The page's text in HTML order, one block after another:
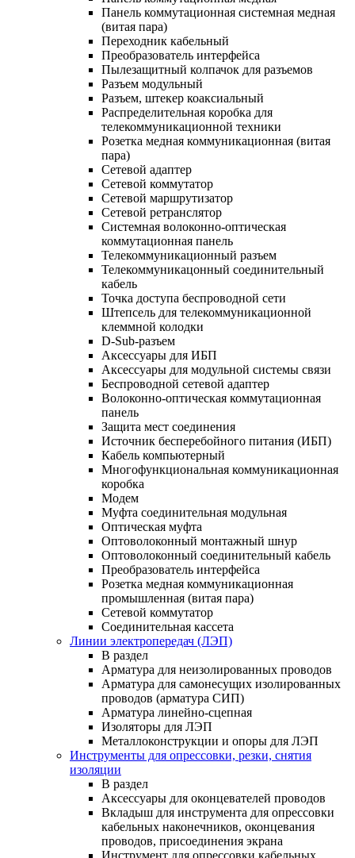
Панель коммутационная системная медная
(витая пара)
Переходник кабельный
Преобразователь интерфейса
Пылезащитный колпачок для разъемов
Разъем модульный
Разъем, штекер коаксиальный
Распределительная коробка для
телекоммуникационной техники
Розетка медная коммуникационная (витая
пара)
Сетевой адаптер
Сетевой коммутатор
Сетевой маршрутизатор
Сетевой ретранслятор
Системная волоконно-оптическая
коммутационная панель
Телекоммуникационный разъем
Телекоммуникацонный соединительный
кабель
Точка доступа беспроводной сети
Штепсель для телекоммуникационной
клеммной колодки
D-Sub-разъем
Аксессуары для ИБП
Аксессуары для модульной системы связи
Беспроводной сетевой адаптер
Волоконно-оптическая коммутационная
панель
Защита мест соединения
Источник бесперебойного питания (ИБП)
Кабель компьютерный
Многофункциональная коммуникационная
коробка
Модем
Муфта соединительная модульная
Оптическая муфта
Оптоволоконный монтажный шнур
Оптоволоконный соединительный кабель
Преобразователь интерфейса
Розетка медная коммуникационная
промышленная (витая пара)
Сетевой коммутатор
Соединительная кассета
Линии электропередач (ЛЭП)
В раздел
Арматура для неизолированных проводов
Арматура для самонесущих изолированных
проводов (арматура СИП)
Арматура линейно-сцепная
Изоляторы для ЛЭП
Металлоконструкции и опоры для ЛЭП
Инструменты для опрессовки, резки, снятия
изоляции
В раздел
Аксессуары для оконцевателей проводов
Вкладыш для инструмента для опрессовки
кабельных наконечников, оконцевания
проводов, присоединения экрана
Инструмент для опрессовки кабельных